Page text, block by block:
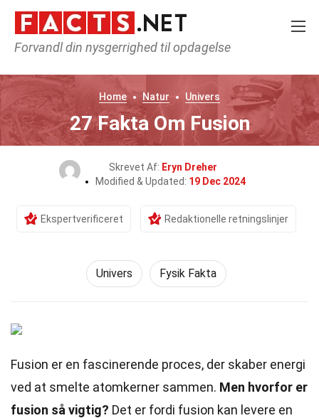
Forvandl din nysgerrighed til opdagelse
Home Natur Univers
27 Fakta Om Fusion
Skrevet Af: Eryn Dreher
Modified & Updated: 19 Dec 2024
Ekspertverificeret Redaktionelle retningslinjer
Univers Fysik Fakta
Fusion er en fascinerende proces, der skaber energi
ved at smelte atomkerner sammen. Men hvorfor er
fusion så vigtig? Det er fordi fusion kan levere en